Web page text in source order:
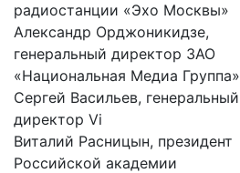
радиостанции «Эхо Москвы»
Александр Орджоникидзе,
генеральный директор ЗАО
«Национальная Медиа Группа»
Сергей Васильев, генеральный
директор Vi
Виталий Расницын, президент
Российской академии